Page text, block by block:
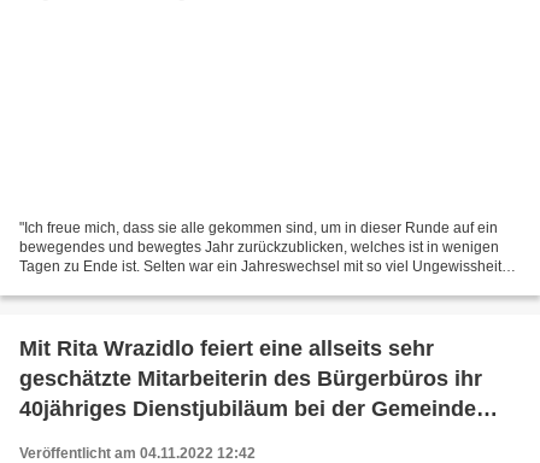
"Ich freue mich, dass sie alle gekommen sind, um in dieser Runde auf ein
bewegendes und bewegtes Jahr zurückzublicken, welches ist in wenigen
Tagen zu Ende ist. Selten war ein Jahreswechsel mit so viel Ungewissheit
Mit Rita Wrazidlo feiert eine allseits sehr
geschätzte Mitarbeiterin des Bürgerbüros ihr
40jähriges Dienstjubiläum bei der Gemeinde
Veröffentlicht am 04.11.2022 12:42